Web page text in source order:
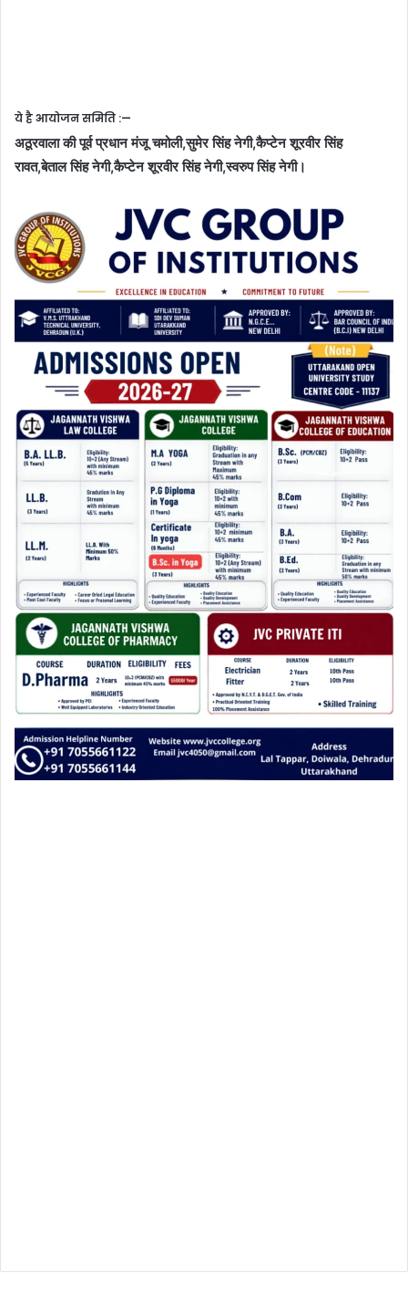
ये है आयोजन समिति :—
अठूरवाला की पूर्व प्रधान मंजू चमोली,सुमेर सिंह नेगी,कैप्टेन शूरवीर सिंह
रावत,बेताल सिंह नेगी,कैप्टेन शूरवीर सिंह नेगी,स्वरुप सिंह नेगी।